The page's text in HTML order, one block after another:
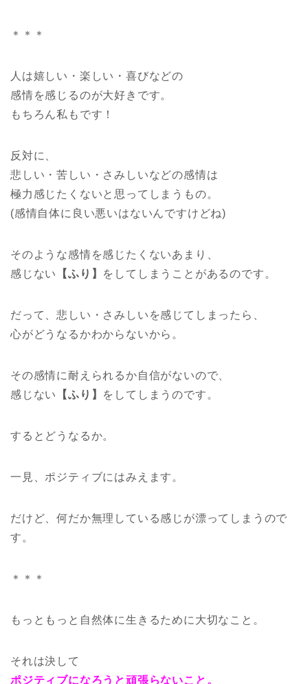
＊＊＊
人は嬉しい・楽しい・喜びなどの
感情を感じるのが大好きです。
もちろん私もです！
反対に、
悲しい・苦しい・さみしいなどの感情は
極力感じたくないと思ってしまうもの。
(感情自体に良い悪いはないんですけどね)
そのような感情を感じたくないあまり、
感じない
【ふり】 をしてしまうことがあるのです。
だって、悲しい・さみしいを感じてしまったら、
心がどうなるかわからないから。
その感情に耐えられるか自信がないので、
感じない
【ふり】 をしてしまうのです。
するとどうなるか。
一見、ポジティブにはみえます。
だけど、何だか無理している感じが漂ってしまうので
す。
＊＊＊
もっともっと自然体に生きるために大切なこと。
それは決して
ポジティブになろうと頑張らないこと。